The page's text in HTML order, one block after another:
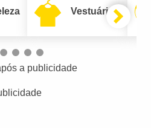
Vestuário
a publicidade